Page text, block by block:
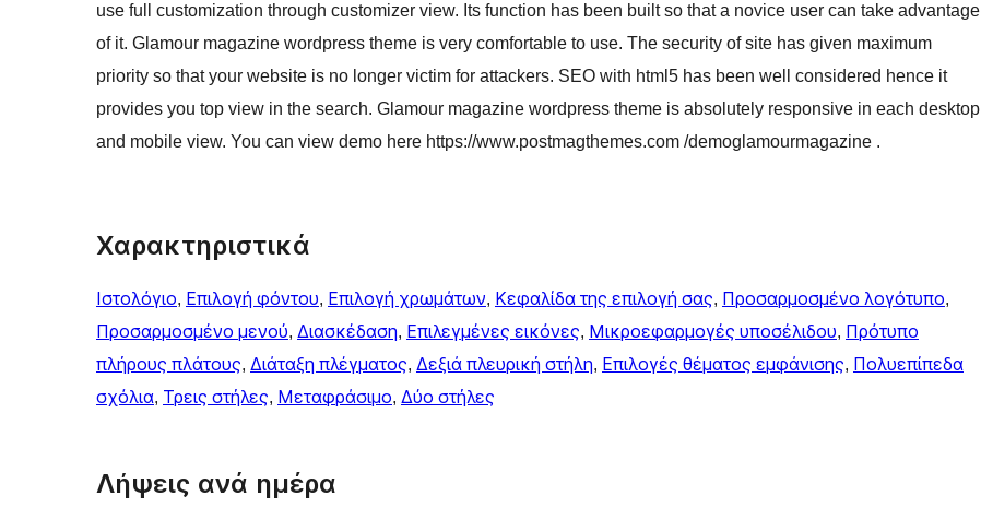
use full customization through customizer view. Its function has been built so that a novice user can take advantage
of it. Glamour magazine wordpress theme is very comfortable to use. The security of site has given maximum
priority so that your website is no longer victim for attackers. SEO with html5 has been well considered hence it
provides you top view in the search. Glamour magazine wordpress theme is absolutely responsive in each desktop
and mobile view. You can view demo here https://www.postmagthemes.com /demoglamourmagazine .
Χαρακτηριστικά
Ιστολόγιο, Επιλογή φόντου, Επιλογή χρωμάτων, Κεφαλίδα της επιλογή σας, Προσαρμοσμένο λογότυπο
Προσαρμοσμένο μενού, Διασκέδαση, Επιλεγμένες εικόνες, Μικροεφαρμογές υποσέλιδου, Πρότυπο
πλήρους πλάτους, Διάταξη πλέγματος, Δεξιά πλευρική στήλη, Επιλογές θέματος εμφάνισης, Πολυεπίπεδα
σχόλια, Τρεις στήλες, Μεταφράσιμο, Δύο στήλες
Λήψεις ανά ημέρα